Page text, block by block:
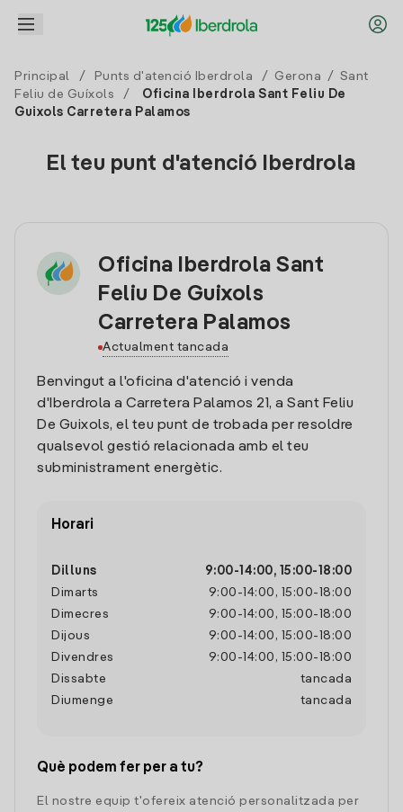
Principal / Punts d'atenció Iberdrola / Gerona / Sant
Feliu de Guíxols
/
Oficina Iberdrola Sant Feliu De
Guixols Carretera Palamos
El teu punt d'atenció Iberdrola
Oficina Iberdrola Sant
Feliu De Guixols
Carretera Palamos
Actualment tancada
Benvingut a l'oficina d'atenció i venda
d'Iberdrola a Carretera Palamos 21, a Sant Feliu
De Guixols, el teu punt de trobada per resoldre
qualsevol gestió relacionada amb el teu
subministrament energètic.
Horari
Dilluns 9:00- 14:00, 15:00- 18:00
Dimarts
9:00 - 14:00 , 15:00- 18:00
Dimecres
9:00 - 14:00 , 15:00- 18:00
Dijous
9:00 - 14:00 , 15:00- 18:00
Divendres
9:00 - 14:00 , 15:00- 18:00
Dissabte
tancada
Diumenge
tancada
Què podem fer per a tu?
El nostre equip t'ofereix atenció personalitzada per